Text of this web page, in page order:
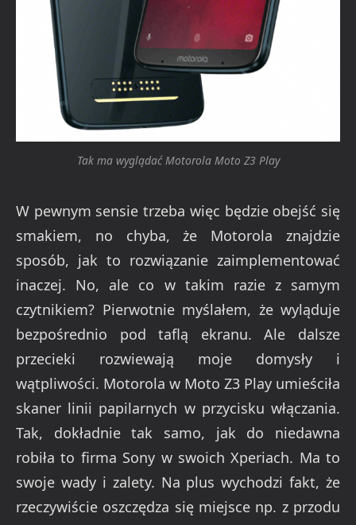
Tak ma wyglądać Motorola Moto Z3 Play
W pewnym sensie trzeba więc będzie obejść się
smakiem, no chyba, że Motorola znajdzie
sposób, jak to rozwiązanie zaimplementować
inaczej. No, ale co w takim razie z samym
czytnikiem? Pierwotnie myślałem, że wyląduje
bezpośrednio pod taflą ekranu. Ale dalsze
przecieki rozwiewają moje domysły i
wątpliwości. Motorola w Moto Z3 Play umieściła
skaner linii papilarnych w przycisku włączania.
Tak, dokładnie tak samo, jak do niedawna
robiła to firma Sony w swoich Xperiach. Ma to
swoje wady i zalety. Na plus wychodzi fakt, że
rzeczywiście oszczędza się miejsce np. z przodu